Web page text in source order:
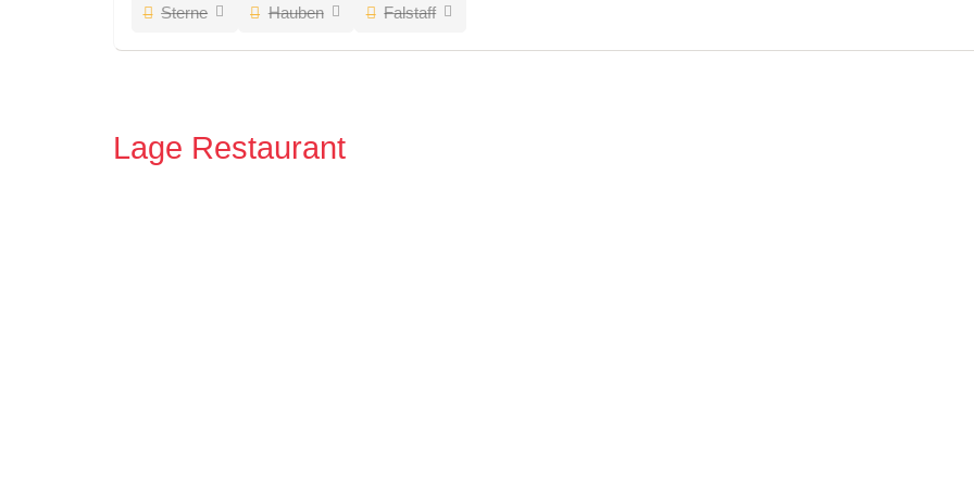
Sterne Hauben Falstaff
Lage Restaurant